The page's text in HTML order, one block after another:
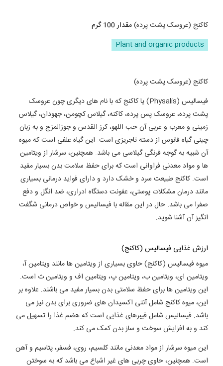
کاکنج (عروسک پشت پرده)مقدار 100 گرم
کاکنج (عروسک پشت پرده)
فیسالیس (Physalis) یا کاکنج که با نام های دیگری چون عروسک
پشت پرده، عروسک پس پرده، کاکنه، گیلاس کچومن، جهودان، گیلاس
زمینی و معرب و عربی آن حب اللهو، کرز القدس و جوزالمزج و به زبان
چینی گیاه فانوس از دسته تاجریزی است. این گیاه علفی است که میوه
آن شبیه به گوجه فرنگی گیلاسی می باشد. همچنین، سرشار از ویتامین
ها و مواد معدنی فراوانی است که برای حفظ سلامت بدن بسیار مفید
است. کاکنج طبیعت سرد و خشک دارد و دارای فواید درمانی بسیاری
مانند درمان مشکلات پوستی، عفونت دستگاه ادراری، ضد انگل و دفع
صفرا می باشد. حال در این مقاله با فیسالیس و خواص درمانی شگفت
انگیز آن آشنا شوید.
ارزش غذایی فیسالیس (کاکنج)
میوه فیسالیس (کاکنج) حاوی بسیاری از ویتامین ها مانند ویتامین آ،
ویتامین ای، ویتامین ب، ویتامین پ، ویتامین اف و ویتامین ث است.
این ویتامین ها برای حفظ سلامتی بدن بسیار مفید می باشند. علاوه بر
این، میوه کاکنج شامل آنتی اکسیدان های ضروری برای بدن نیز می
باشد. فیسالیس شامل فیبرهای غذایی است که هضم غذا را تسهیل می
کند و به افزایش سوخت و ساز بدن کمک می کند.
این میوه سرشار از مواد معدنی مانند کلسیم، روی، فسفر، پتاسیم و آهن
است. همچنین، حاوی چربی های غیر اشباع می باشد که به سوختن